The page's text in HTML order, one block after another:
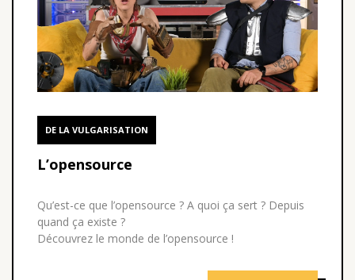
DE LA VULGARISATION
L’opensource
Qu’est-ce que l’opensource ? A quoi ça sert ? Depuis
quand ça existe ?
Découvrez le monde de l’opensource !